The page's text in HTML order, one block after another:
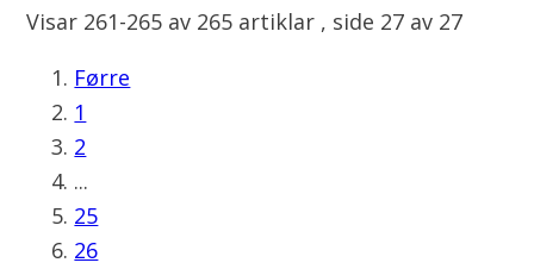
Visar 261-265 av 265 artiklar , side 27 av 27
Førre
1
2
...
25
26